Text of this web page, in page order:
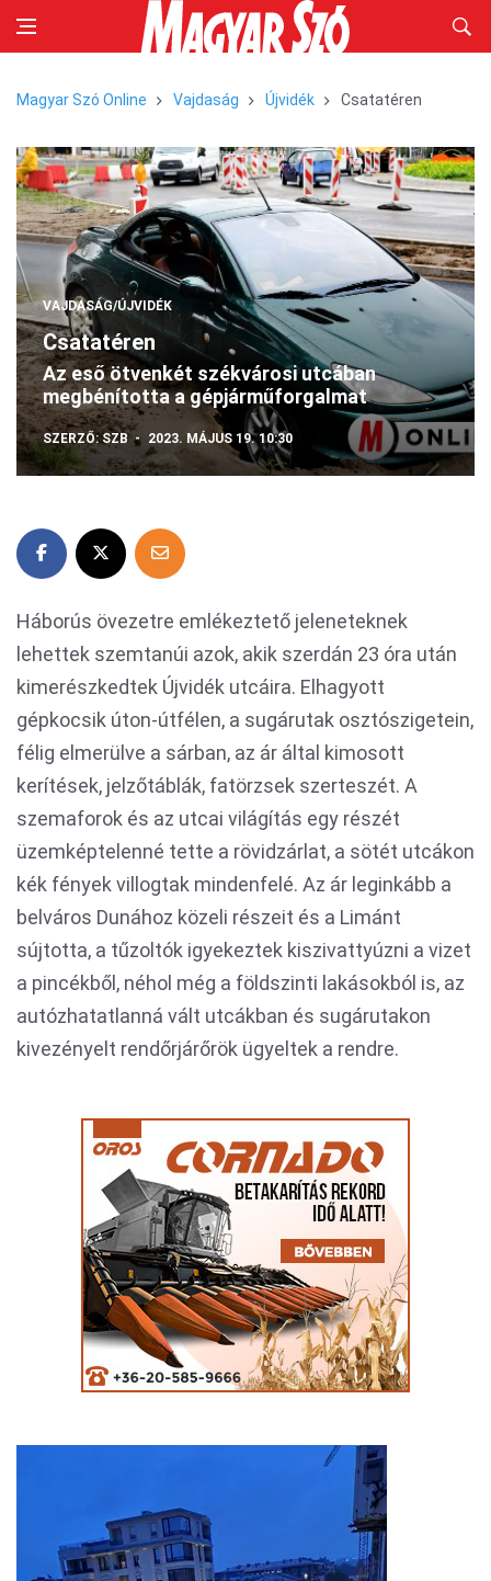
Magyar Szó Online Vajdaság Újvidék Csatatéren
VAJDASÁG/ÚJVIDÉK
Csatatéren
Az eső ötvenkét székvárosi utcában
megbénította a gépjárműforgalmat
SZERZŐ: SZB 2023. MÁJUS 19. 10:30
Háborús övezetre emlékeztető jeleneteknek
lehettek szemtanúi azok, akik szerdán 23 óra után
kimerészkedtek Újvidék utcáira. Elhagyott
gépkocsik úton-útfélen, a sugárutak osztószigetein,
félig elmerülve a sárban, az ár által kimosott
kerítések, jelzőtáblák, fatörzsek szerteszét. A
szemaforok és az utcai világítás egy részét
üzemképtelenné tette a rövidzárlat, a sötét utcákon
kék fények villogtak mindenfelé. Az ár leginkább a
belváros Dunához közeli részeit és a Limánt
sújtotta, a tűzoltók igyekeztek kiszivattyúzni a vizet
a pincékből, néhol még a földszinti lakásokból is, az
autózhatatlanná vált utcákban és sugárutakon
kivezényelt rendőrjárőrök ügyeltek a rendre.